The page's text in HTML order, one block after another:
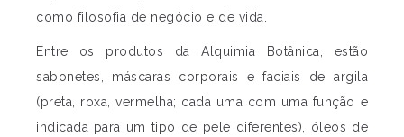
como filosofia de negócio e de vida.
Entre os produtos da Alquimia Botânica, estão
sabonetes, máscaras corporais e faciais de argila
(preta, roxa, vermelha; cada uma com uma função e
indicada para um tipo de pele diferentes), óleos de